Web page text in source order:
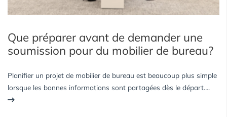
Que préparer avant de demander une
soumission pour du mobilier de bureau?
Planifier un projet de mobilier de bureau est beaucoup plus simple
lorsque les bonnes informations sont partagées dès le départ….